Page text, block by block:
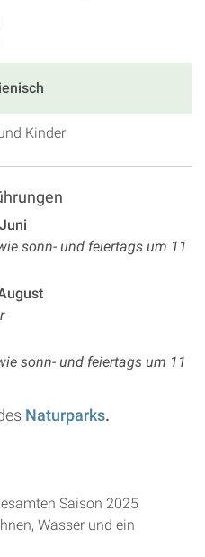
sonn- und feiertags um 11
sonn- und feiertags um 11
Naturparks.
Saison 2025
Wasser und ein